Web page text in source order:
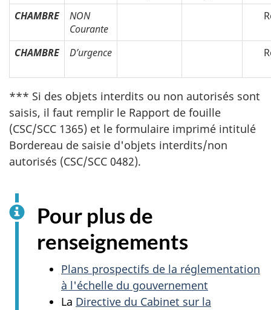
CHAMBRE
NON
Courante
CHAMBRE D’urgence
*** Si des objets interdits ou non autorisés sont
saisis, il faut remplir le Rapport de fouille
(CSC/SCC 1365) et le formulaire imprimé intitulé
Bordereau de saisie d'objets interdits/non
autorisés (CSC/SCC 0482).
Pour plus de
renseignements
Plans prospectifs de la réglementation
à l'échelle du gouvernement
La Directive du Cabinet sur la